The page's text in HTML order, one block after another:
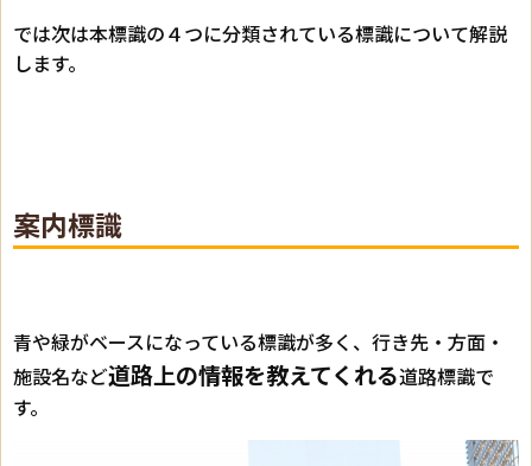
では次は本標識の４つに分類されている標識について解説
します。
案内標識
青や緑がベースになっている標識が多く、行き先・方面・
施設名など道路上の情報を教えてくれる道路標識で
す。